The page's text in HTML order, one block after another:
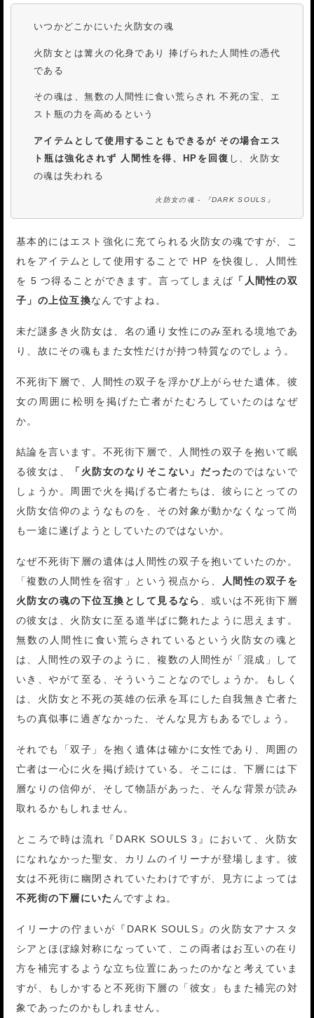
いつかどこかにいた火防女の魂
火防女とは篝火の化身であり 捧げられた人間性の憑代
である
その魂は、無数の人間性に食い荒らされ 不死の宝、エ
スト瓶の力を高めるという
アイテムとして使用することもできるが その場合エス
ト瓶は強化されず 人間性を得、HPを回復 し、火防女
の魂は失われる
火防女の魂 - 『DARK SOULS』
基本的にはエスト強化に充てられる火防女の魂ですが、こ
れをアイテムとして使用することで HP を快復し、人間性
を 5 つ得ることができます。言ってしまえば 「人間性の双
子」の上位互換なんですよね。
未だ謎多き火防女は、名の通り女性にのみ至れる境地であ
り、故にその魂もまた女性だけが持つ特質なのでしょう。
不死街下層で、人間性の双子を浮かび上がらせた遺体。彼
女の周囲に松明を掲げた亡者がたむろしていたのはなぜ
か。
結論を言います。不死街下層で、人間性の双子を抱いて眠
る彼女は、
「火防女のなりそこない」だったのではないで
しょうか。周囲で火を掲げる亡者たちは、彼らにとっての
火防女信仰のようなものを、その対象が動かなくなって尚
も一途に遂げようとしていたのではないか。
なぜ不死街下層の遺体は人間性の双子を抱いていたのか。
「複数の人間性を宿す」という視点から、
人間性の双子を
火防女の魂の下位互換として見るなら
、或いは不死街下層
の彼女は、火防女に至る道半ばに斃れたように思えます。
無数の人間性に食い荒らされているという火防女の魂と
は、人間性の双子のように、複数の人間性が「混成」して
いき、やがて至る、そういうことなのでしょうか。もしく
は、火防女と不死の英雄の伝承を耳にした自我無き亡者た
ちの真似事に過ぎなかった、そんな見方もあるでしょう。
それでも「双子」を抱く遺体は確かに女性であり、周囲の
亡者は一心に火を掲げ続けている。そこには、下層には下
層なりの信仰が、そして物語があった、そんな背景が読み
取れるかもしれません。
ところで時は流れ『DARK SOULS 3』において、火防女
になれなかった聖女、カリムのイリーナが登場します。彼
女は不死街に幽閉されていたわけですが、見方によっては
不死街の下層にいた んですよね。
イリーナの佇まいが『DARK SOULS』の火防女アナスタ
シアとほぼ線対称になっていて、この両者はお互いの在り
方を補完するような立ち位置にあったのかなと考えていま
すが、もしかすると不死街下層の「彼女」もまた補完の対
象であったのかもしれません。